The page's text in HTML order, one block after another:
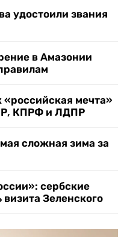
удостоили звания
в Амазонии
мечта»
КПРФ и ЛДПР
сложная зима за
сербские
Зеленского